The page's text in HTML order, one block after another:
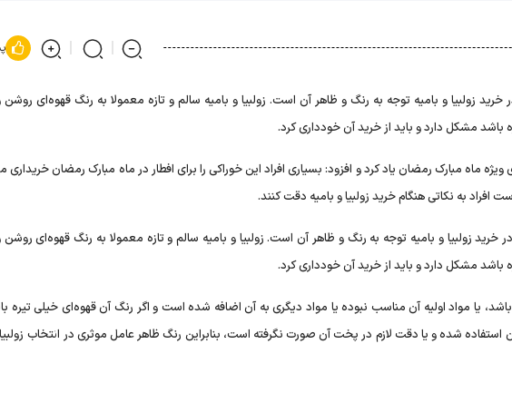
خرید زولبیا و بامیه توجه به رنگ و ظاهر آن است. زولبیا و بامیه سالم و تازه معمولا به رنگ قهوه‌ای
مشکل دارد و باید از خرید آن خودداری کرد.
ویژه ماه مبارک رمضان یاد کرد و افزود: بسیاری افراد این خوراکی را برای افطار در ماه مبارک رمضان خریداری
افراد به نکاتی هنگام خرید زولبیا و بامیه دقت کنند.
زولبیا و بامیه توجه به رنگ و ظاهر آن است. زولبیا و بامیه سالم و تازه معمولا به رنگ قهوه‌ای
مشکل دارد و باید از خرید آن خودداری کرد.
یا مواد اولیه آن مناسب نبوده یا مواد دیگری به آن اضافه شده است و اگر رنگ آن قهوه‌ای خیلی تیره
شده و یا دقت لازم در پخت آن صورت نگرفته است، بنابراین رنگ ظاهر عامل موثری در انتخاب زولبیا